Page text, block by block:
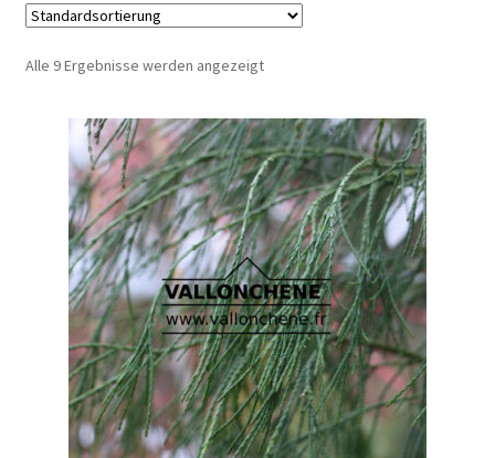
Alle 9 Ergebnisse werden angezeigt